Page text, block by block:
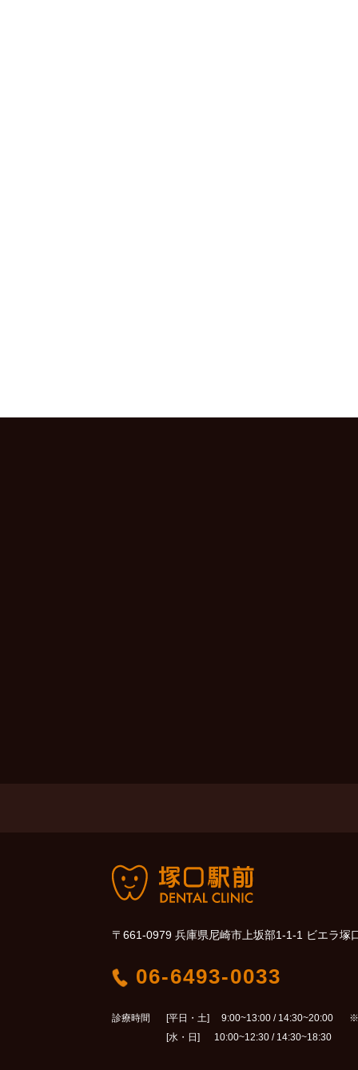
〒661-0979 兵庫県尼崎市上坂部1-1-1 ビエラ塚
06-6493-0033
診療時間
[平日・土] 9:00~13:00 / 14:30~20:00
[水・日] 10:00~12:30 / 14:30~18:30
※